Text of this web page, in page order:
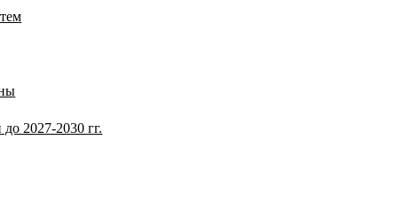
2027-2030 гг.